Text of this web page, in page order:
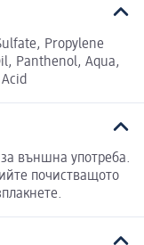
Propylene
Panthenol, Aqua,
външна употреба.
почистващото